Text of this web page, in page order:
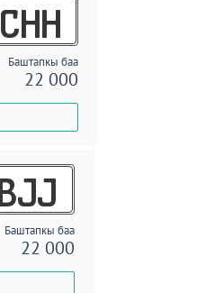
CHH
Баштапкы баа
22 000
BJJ
Баштапкы баа
22 000